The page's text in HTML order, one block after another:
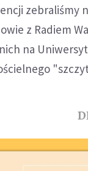
zebraliśmy
z Radiem
na